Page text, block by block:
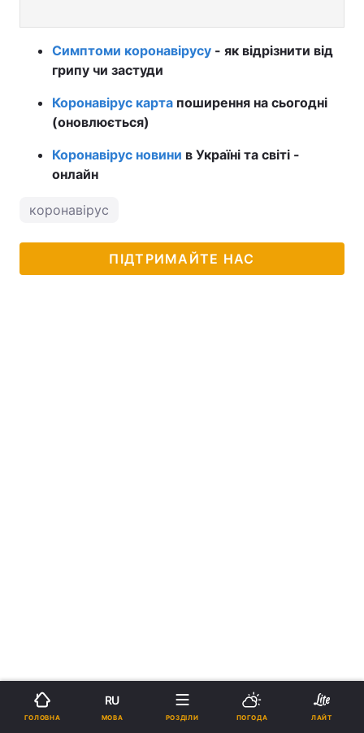
Симптоми коронавірусу - як відрізнити від
грипу чи застуди
Коронавірус карта поширення на сьогодні
(оновлюється)
Коронавірус новини в Україні та світі -
онлайн
коронавірус
ПІДТРИМАЙТЕ НАС
ГОЛОВНА
RU
МОВА РОЗДІЛИ ПОГОДА ЛАЙТ